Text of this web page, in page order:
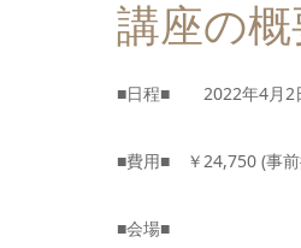
講座の概
■日程■ 2022年4月2
■費用■ ￥24,750 (事
■会場■